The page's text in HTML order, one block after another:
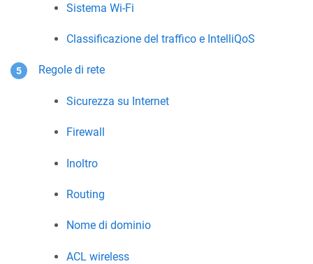
Sistema Wi-Fi
Classificazione del traffico e IntelliQoS
Regole di rete
Sicurezza su Internet
Firewall
Inoltro
Routing
Nome di dominio
ACL wireless